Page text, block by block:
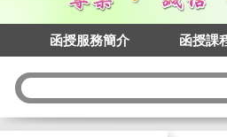
函授服務簡介 函授課